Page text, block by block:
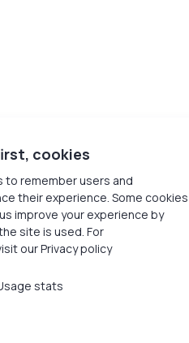
cookies
remember users and
their experience. Some cookies
improve your experience by
site is used. For
our Privacy policy
stats